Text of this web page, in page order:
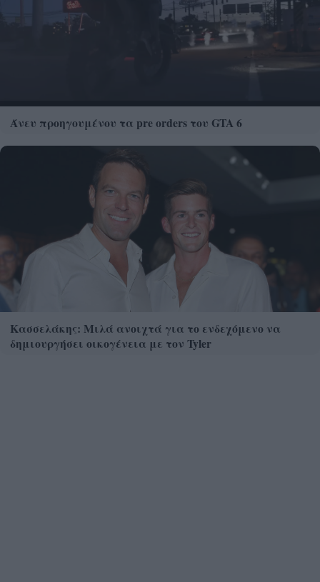
Άνευ προηγουμένου τα pre orders του GTA 6
Κασσελάκης: Μιλά ανοιχτά για το ενδεχόμενο να
δημιουργήσει οικογένεια με τον Tyler